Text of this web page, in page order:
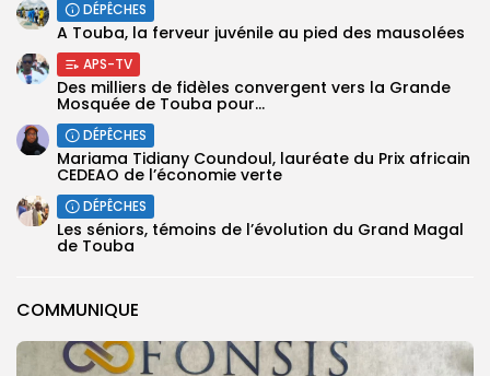
COMMUNIQUE
DÉPÊCHES
A Touba, la ferveur juvénile au pied des mausolées
APS-TV
Des milliers de fidèles convergent vers la Grande
Mosquée de Touba pour...
DÉPÊCHES
Mariama Tidiany Coundoul, lauréate du Prix africain
CEDEAO de l’économie verte
DÉPÊCHES
Les séniors, témoins de l’évolution du Grand Magal
de Touba